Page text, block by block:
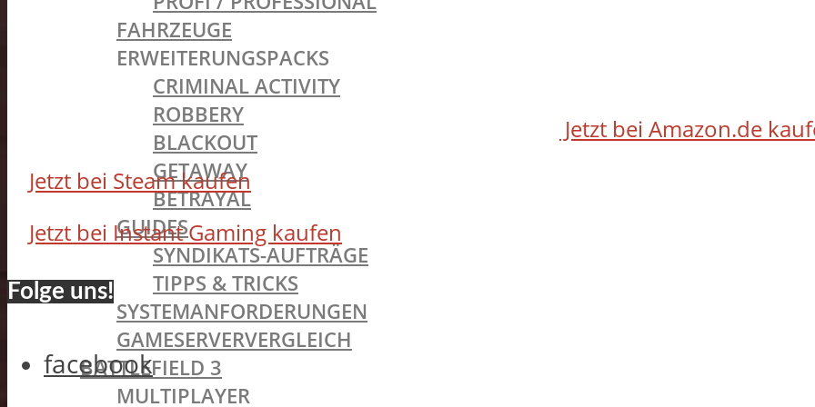
FAHRZEUGE
ERWEITERUNGSPACKS
CRIMINAL ACTIVITY
ROBBERY
BLACKOUT
GETAWAY
BETRAYAL
GUIDES
SYNDIKATS-AUFTRÄGE
TIPPS & TRICKS
SYSTEMANFORDERUNGEN
GAMESERVERVERGLEICH
BATTLEFIELD 3
MULTIPLAYER
Jetzt bei Amazon.de
Jetzt bei Steam kaufen
Jetzt bei Instant Gaming kaufen
Folge uns!
facebook